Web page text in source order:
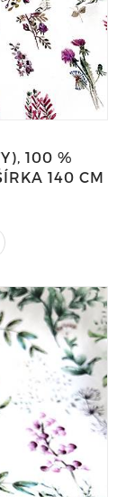
100 %
140 CM